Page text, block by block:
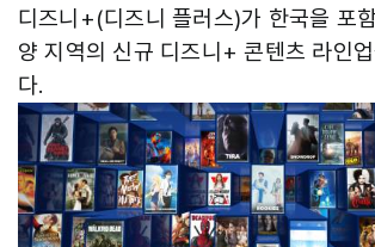
디즈니+(디즈니 플러스)가 한국을 포
양 지역의 신규 디즈니+ 콘텐츠 라인
다.